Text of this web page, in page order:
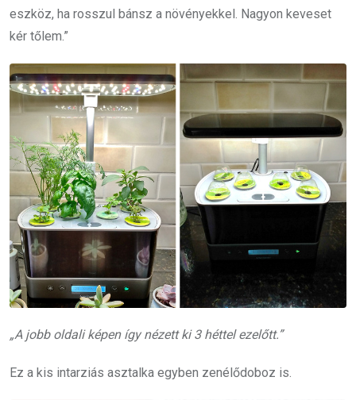
eszköz, ha rosszul bánsz a növényekkel. Nagyon keveset
kér tőlem.”
„A jobb oldali képen így nézett ki 3 héttel ezelőtt.”
Ez a kis intarziás asztalka egyben zenélődoboz is.